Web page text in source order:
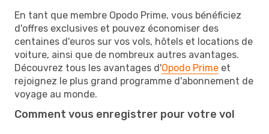
En tant que membre Opodo Prime, vous bénéficiez
d'offres exclusives et pouvez économiser des
centaines d'euros sur vos vols, hôtels et locations de
voiture, ainsi que de nombreux autres avantages.
Découvrez tous les avantages d'Opodo Prime et
rejoignez le plus grand programme d'abonnement de
voyage au monde.
Comment vous enregistrer pour votre vol